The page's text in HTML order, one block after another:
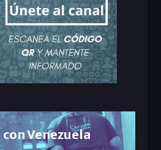
Venezuela